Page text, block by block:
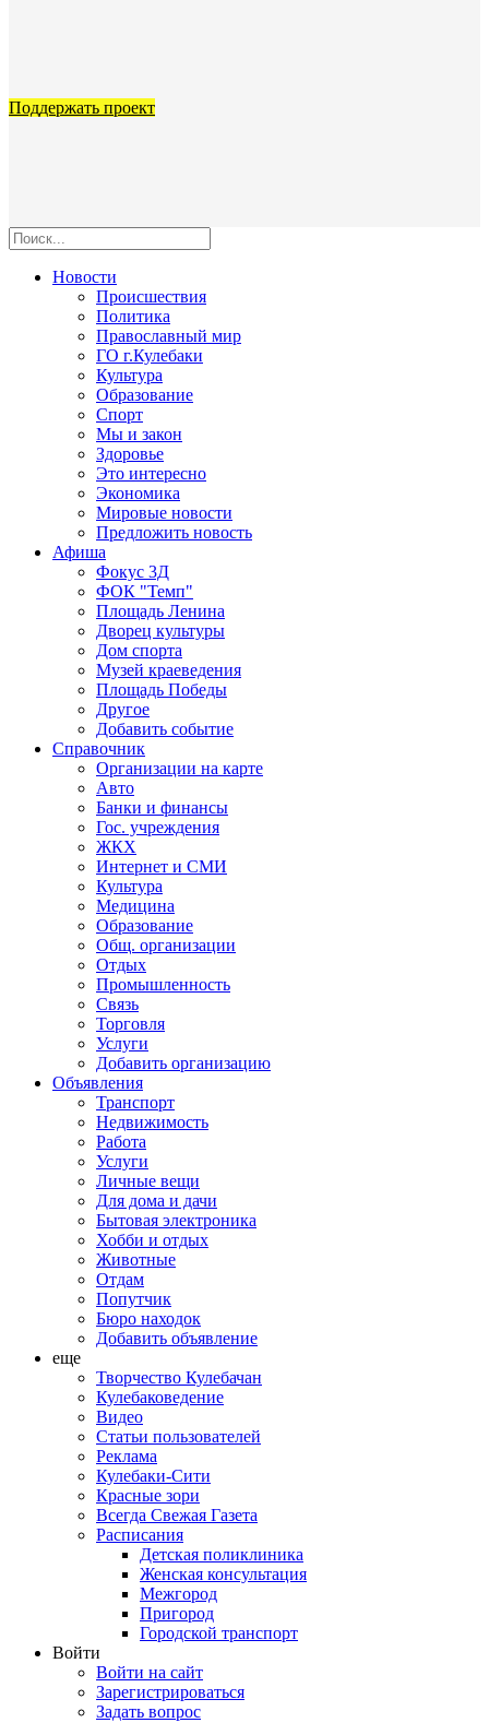
Поддержать проект
Новости
Происшествия
Политика
Православный мир
ГО г.Кулебаки
Культура
Образование
Спорт
Мы и закон
Здоровье
Это интересно
Экономика
Мировые новости
Предложить новость
Афиша
Фокус 3Д
ФОК "Темп"
Площадь Ленина
Дворец культуры
Дом спорта
Музей краеведения
Площадь Победы
Другое
Добавить событие
Справочник
Организации на карте
Авто
Банки и финансы
Гос. учреждения
ЖКХ
Интернет и СМИ
Культура
Медицина
Образование
Общ. организации
Отдых
Промышленность
Связь
Торговля
Услуги
Добавить организацию
Объявления
Транспорт
Недвижимость
Работа
Услуги
Личные вещи
Для дома и дачи
Бытовая электроника
Хобби и отдых
Животные
Отдам
Попутчик
Бюро находок
Добавить объявление
еще
Творчество Кулебачан
Кулебаковедение
Видео
Статьи пользователей
Реклама
Кулебаки-Сити
Красные зори
Всегда Свежая Газета
Расписания
Детская поликлиника
Женская консультация
Межгород
Пригород
Городской транспорт
Войти
Войти на сайт
Зарегистрироваться
Задать вопрос